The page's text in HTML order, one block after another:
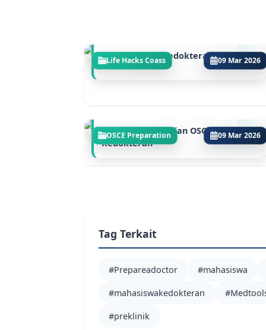
Life Hacks Coass 09 Mar 2026
14 Stase Koas Kedokteran
OSCE Preparation 09 Mar 2026
Panduan Lulus Ujian OSCE
Kedokteran
Tag Terkait
#Prepareadoctor #mahasiswa
#mahasiswakedokteran
#preklinik